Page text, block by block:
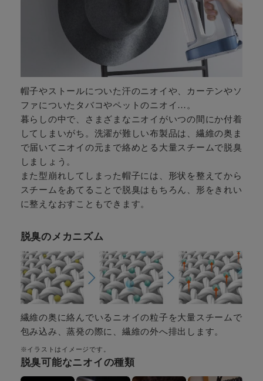
帽子やストールについた汗のニオイや、カーテンやソ
ファについたタバコやペットのニオイ…。
暮らしの中で、さまざまなニオイがいつの間にか付着
してしまいがち。洗濯が難しい布製品は、繊維の奥ま
で届いてニオイの元まで絡めとる大量スチームで脱臭
しましょう。
また型崩れしてしまった帽子には、形状を整えてから
スチームをあてることで脱臭はもちろん、形をきれい
に整えなおすこともできます。
脱臭のメカニズム
繊維の奥に絡んでいるニオイの粒子を大量スチームで
包み込み、蒸発の際に、繊維の外へ排出します。
※イラストはイメージです。
脱臭可能なニオイの種類